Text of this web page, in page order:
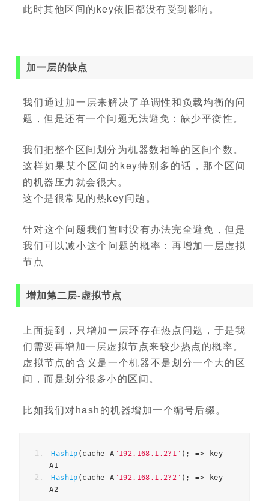
此时其他区间的key依旧都没有受到影响。
加一层的缺点
我们通过加一层来解决了单调性和负载均衡的问
题，但是还有一个问题无法避免：缺少平衡性。
我们把整个区间划分为机器数相等的区间个数。
这样如果某个区间的key特别多的话，那个区间
的机器压力就会很大。
这个是很常见的热key问题。
针对这个问题我们暂时没有办法完全避免，但是
我们可以减小这个问题的概率：再增加一层虚拟
节点
增加第二层-虚拟节点
上面提到，只增加一层环存在热点问题，于是我
们需要再增加一层虚拟节点来较少热点的概率。
虚拟节点的含义是一个机器不是划分一个大的区
间，而是划分很多小的区间。
比如我们对hash的机器增加一个编号后缀。
HashIp ( cache A "192.168.1.2?1" ); => key
A1
HashIp ( cache A "192.168.1.2?2" ); => key
A2